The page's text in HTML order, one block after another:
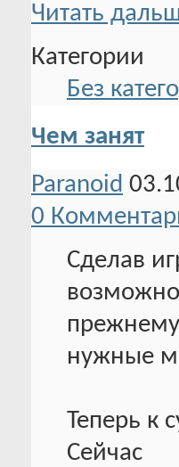
Читать
Категории
Без
Чем занят
Paranoid
0
Сделав
нужные
Теперь к
Сейчас